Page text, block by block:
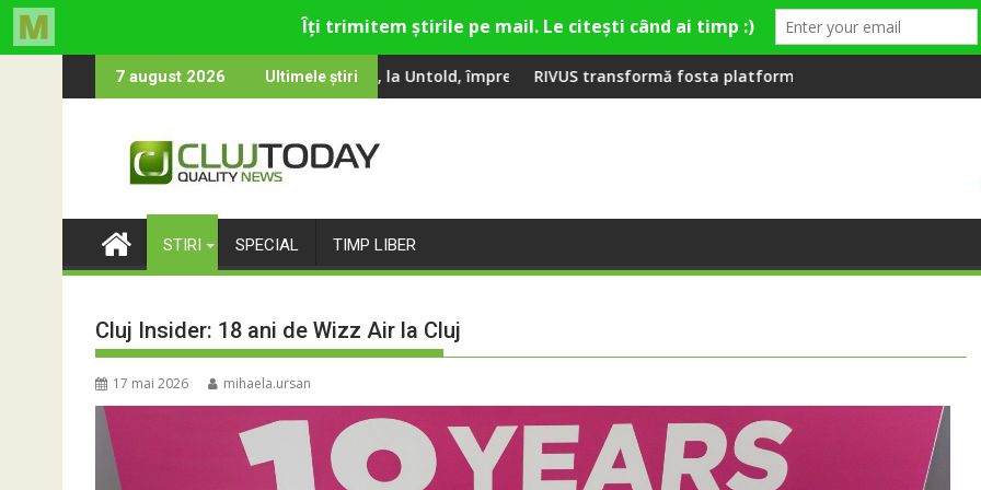
to
7 august 2026 Ultimele știri
și Theo Rose și comercianți români parteneri, în premieră la Fashion Village
de oameni au cântat, la Untold, împreună cu StingRIVUS transformă fosta platformă Carbochim într-un nou centru cultural și de
Când luna devine o întrebare
STIRI SPECIAL TIMP LIBER
Cluj Insider: 18 ani de Wizz Air la Cluj
17 mai 2026 mihaela.ursan